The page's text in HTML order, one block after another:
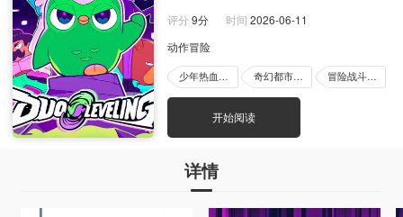
评分 9分 时间 2026-06-11
动作冒险
少年热血漫画 奇幻都市漫画 冒险战斗漫画
开始阅读
详情